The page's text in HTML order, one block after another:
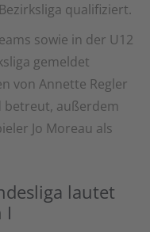
qualifiziert.
sowie in der U12
gemeldet
von Annette Regler
außerdem
Jo Moreau als
lautet
I